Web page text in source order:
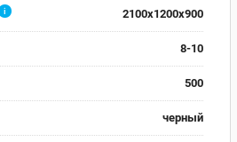
i 2100x1200x900
8-10
500
черный